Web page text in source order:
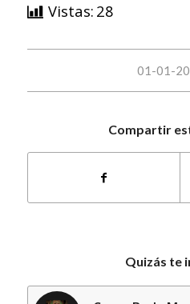
Vistas: 28
01-01-
/
Compartir
Quizás te